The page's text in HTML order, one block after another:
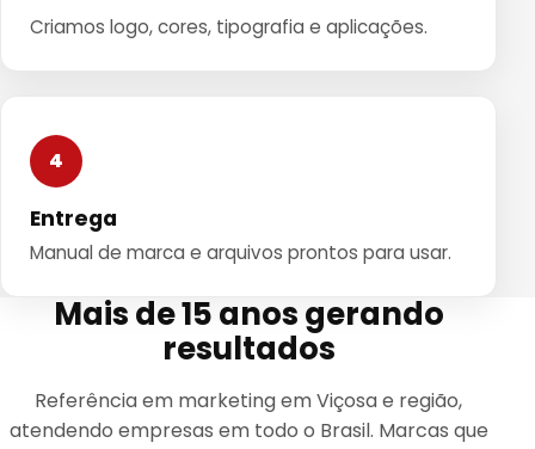
Criamos logo, cores, tipografia e aplicações.
4
Entrega
Manual de marca e arquivos prontos para usar.
Mais de 15 anos gerando
resultados
Referência em marketing em Viçosa e região,
atendendo empresas em todo o Brasil. Marcas que